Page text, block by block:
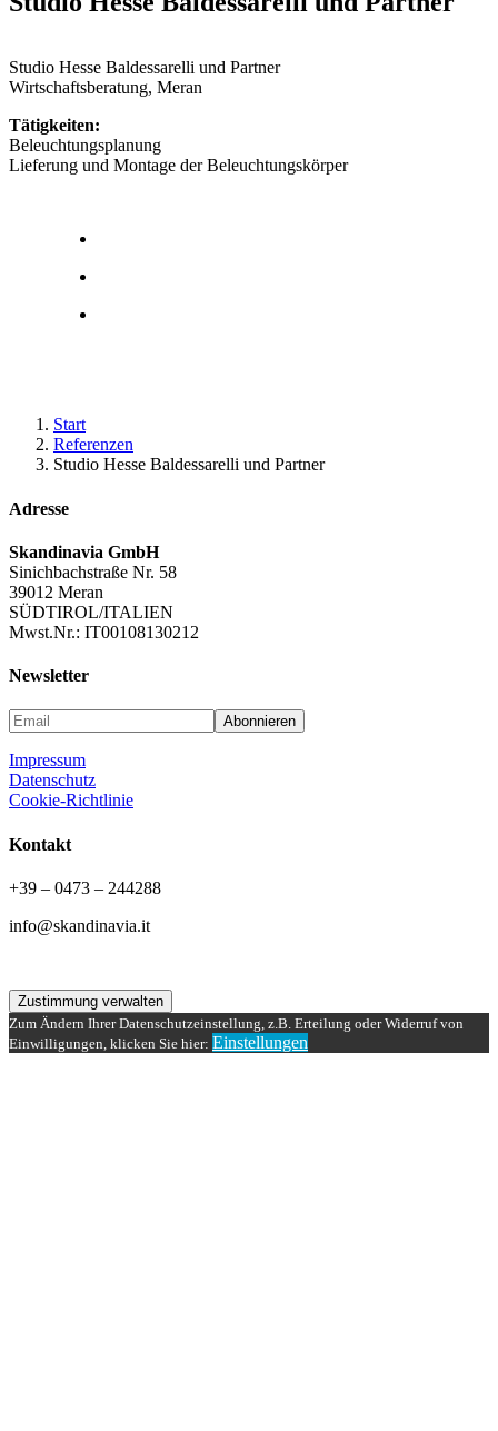
Studio Hesse Baldessarelli und Partner
Wirtschaftsberatung, Meran
Tätigkeiten:
Beleuchtungsplanung
Lieferung und Montage der Beleuchtungskörper
Start
Referenzen
Studio Hesse Baldessarelli und Partner
Adresse
Skandinavia GmbH
Sinichbachstraße Nr. 58
39012 Meran
SÜDTIROL/ITALIEN
Mwst.Nr.: IT00108130212
Newsletter
Impressum
Datenschutz
Cookie-Richtlinie
Kontakt
+39 – 0473 – 244288
info@skandinavia.it
Zustimmung verwalten
Zum Ändern Ihrer Datenschutzeinstellung, z.B. Erteilung oder Widerruf von
Einwilligungen, klicken Sie hier: Einstellungen